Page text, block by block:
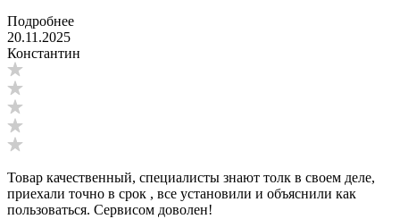
Подробнее
20.11.2025
Константин
Товар качественный, специалисты знают толк в своем деле,
приехали точно в срок , все установили и объяснили как
пользоваться. Сервисом доволен!